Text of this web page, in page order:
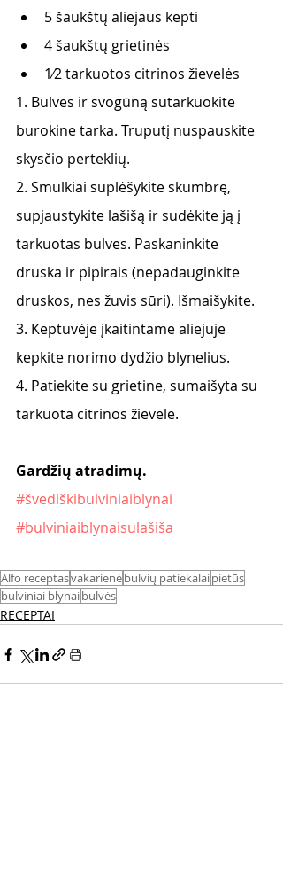
5 šaukštų aliejaus kepti
4 šaukštų grietinės
1⁄2 tarkuotos citrinos žievelės
1. Bulves ir svogūną sutarkuokite
burokine tarka. Truputį nuspauskite
skysčio perteklių.
2. Smulkiai suplėšykite skumbrę,
supjaustykite lašišą ir sudėkite ją į
tarkuotas bulves. Paskaninkite
druska ir pipirais (nepadauginkite
druskos, nes žuvis sūri). Išmaišykite.
3. Keptuvėje įkaitintame aliejuje
kepkite norimo dydžio blynelius.
4. Patiekite su grietine, sumaišyta su
tarkuota citrinos žievele.
Gardžių atradimų.
#švediškibulviniaiblynai
#bulviniaiblynaisulašiša
Alfo receptasvakarienėbulvių patiekalaipietūs
bulviniai blynaibulvės
RECEPTAI